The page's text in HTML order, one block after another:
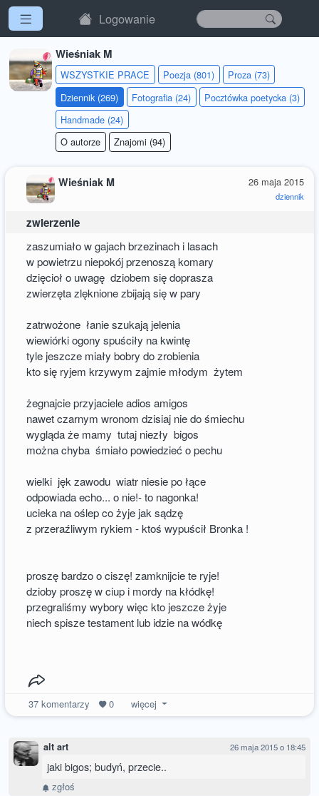
Logowanie
Wieśniak M
WSZYSTKIE PRACE Poezja (801)
Proza (73)
Dziennik (269)
Fotografia (24)
Pocztówka poetycka (3)
Handmade (24)
O autorze
Znajomi (94)
26 maja 2015
dziennik
Wieśniak M
zwierzenie
zaszumiało w gajach brzezinach i lasach
w powietrzu niepokój przenoszą komary
dzięcioł o uwagę dziobem się doprasza
zwierzęta zlęknione zbijają się w pary
zatrwożone łanie szukają jelenia
wiewiórki ogony spuściły na kwintę
tyle jeszcze miały bobry do zrobienia
kto się ryjem krzywym zajmie młodym żytem
żegnajcie przyjaciele adios amigos
nawet czarnym wronom dzisiaj nie do śmiechu
wygląda że mamy tutaj niezły bigos
można chyba śmiało powiedzieć o pechu
wielki jęk zawodu wiatr niesie po łące
odpowiada echo... o nie!- to nagonka!
ucieka na oślep co żyje jak sądzę
z przeraźliwym rykiem - ktoś wypuścił Bronka !
proszę bardzo o ciszę! zamknijcie te ryje!
dzioby proszę w ciup i mordy na kłódkę!
przegraliśmy wybory więc kto jeszcze żyje
niech spisze testament lub idzie na wódkę
37komentarzy 0 więcej
alt art 26 maja 2015 o 18:45
jaki bigos; budyń, przecie..
zgłoś